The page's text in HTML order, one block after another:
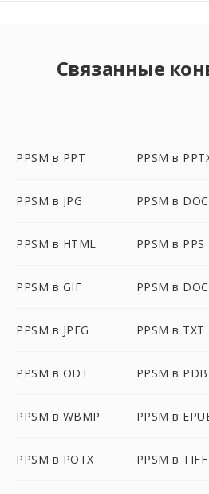
Связанные
PPSM в PPT PPSM в
PPSM в JPG PPSM в DOC
PPSM в HTML PPSM в PPS
PPSM в GIF PPSM в
PPSM в JPEG PPSM в TXT
PPSM в ODT PPSM в PDB
PPSM в WBMP PPSM в
PPSM в POTX PPSM в TIFF